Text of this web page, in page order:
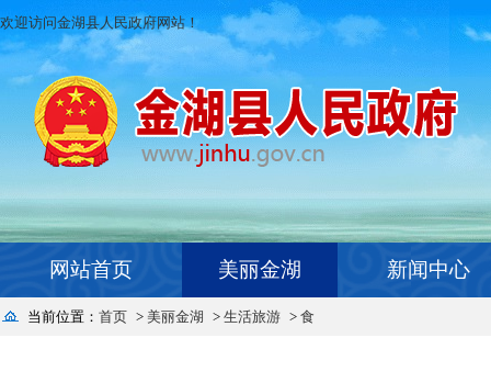
欢迎访问金湖县人民政府网站！
网站首页 美丽金湖 新闻中心
当前位置： 首页 > 美丽金湖 > 生活旅游 > 食